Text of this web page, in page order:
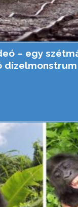
– egy
dízelmonstrum